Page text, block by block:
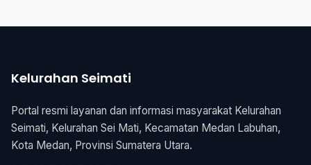
Kelurahan Seimati
Portal resmi layanan dan informasi masyarakat Kelurahan
Seimati, Kelurahan Sei Mati, Kecamatan Medan Labuhan,
Kota Medan, Provinsi Sumatera Utara.